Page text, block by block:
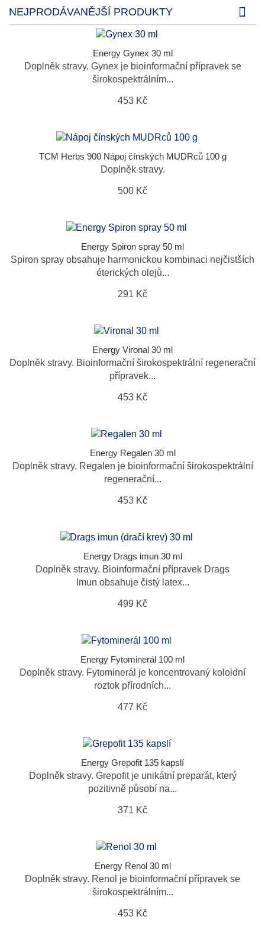
NEJPRODÁVANĚJŠÍ PRODUKTY
Energy Gynex 30 ml
Doplněk stravy. Gynex je bioinformační přípravek se
širokospektrálním...
453 Kč
TCM Herbs 900 Nápoj čínských MUDRců 100 g
Doplněk stravy.
500 Kč
Energy Spiron spray 50 ml
Spiron spray obsahuje harmonickou kombinaci nejčistších
éterických olejů...
291 Kč
Energy Vironal 30 ml
Doplněk stravy. Bioinformační širokospektrální regenerační
přípravek...
453 Kč
Energy Regalen 30 ml
Doplněk stravy. Regalen je bioinformační širokospektrální
regenerační...
453 Kč
Energy Drags imun 30 ml
Doplněk stravy. Bioinformační přípravek Drags
Imun obsahuje čistý latex...
499 Kč
Energy Fytominerál 100 ml
Doplněk stravy. Fytominerál je koncentrovaný koloidní
roztok přírodních...
477 Kč
Energy Grepofit 135 kapslí
Doplněk stravy. Grepofit je unikátní preparát, který
pozitivně působí na...
371 Kč
Energy Renol 30 ml
Doplněk stravy. Renol je bioinformační přípravek se
širokospektrálním...
453 Kč